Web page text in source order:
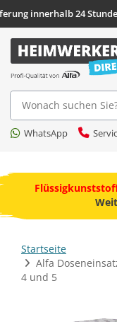
Lieferung innerhalb 24
Suche
WhatsApp
Startseite
Alfa
4 und 5